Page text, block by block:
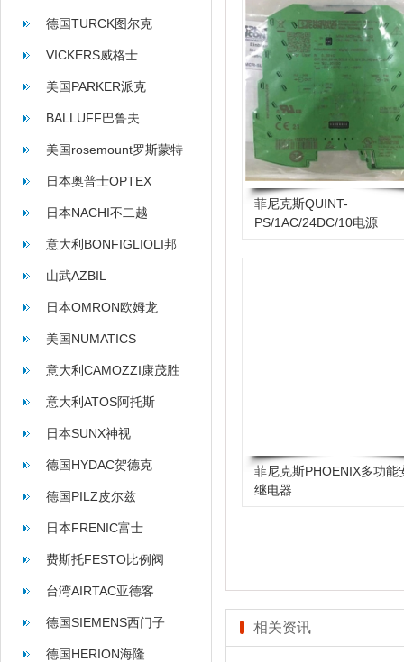
德国TURCK图尔克
VICKERS威格士
美国PARKER派克
BALLUFF巴鲁夫
美国rosemount罗斯蒙特
日本奥普士OPTEX
日本NACHI不二越
意大利BONFIGLIOLI邦
飞利
山武AZBIL
日本OMRON欧姆龙
美国NUMATICS
意大利CAMOZZI康茂胜
意大利ATOS阿托斯
日本SUNX神视
德国HYDAC贺德克
德国PILZ皮尔兹
日本FRENIC富士
费斯托FESTO比例阀
台湾AIRTAC亚德客
德国SIEMENS西门子
德国HERION海隆
菲尼克斯QUINT-
PS/1AC/24DC/10电源
菲尼克斯PHOENIX多功能
继电器
相关资讯